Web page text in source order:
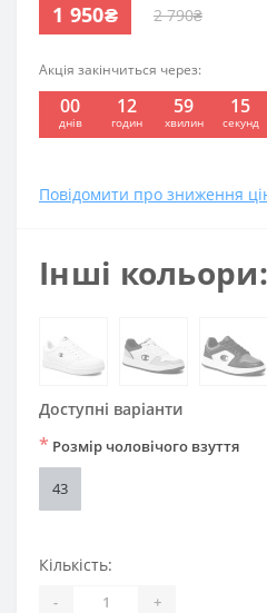
1 950₴ 2 790₴
Акція закінчиться через:
00
днів
12
годин
59
хвилин
14
секунд
Повідомити про зниження
Інші кольори:
Доступні варіанти
* Розмір чоловічого взуття
43
Кількість:
- +